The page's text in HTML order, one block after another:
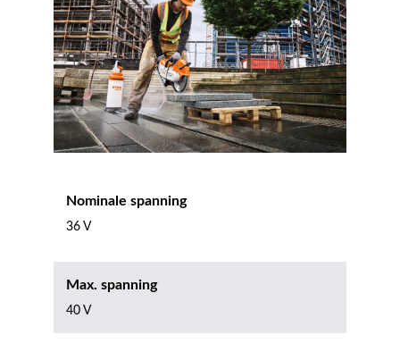
Nominale spanning
36 V
Max. spanning
40 V